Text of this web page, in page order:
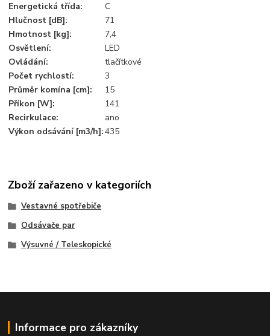
Energetická třída:
C
Hlučnost [dB]:
71
Hmotnost [kg]:
7,4
Osvětlení:
LED
Ovládání:
tlačítkové
Počet rychlostí:
3
Průměr komína [cm]:
15
Příkon [W]:
141
Recirkulace:
ano
Výkon odsávání [m3/h]:435
Zboží zařazeno v kategoriích
Vestavné spotřebiče
Odsávače par
Výsuvné / Teleskopické
Informace pro zákazníky